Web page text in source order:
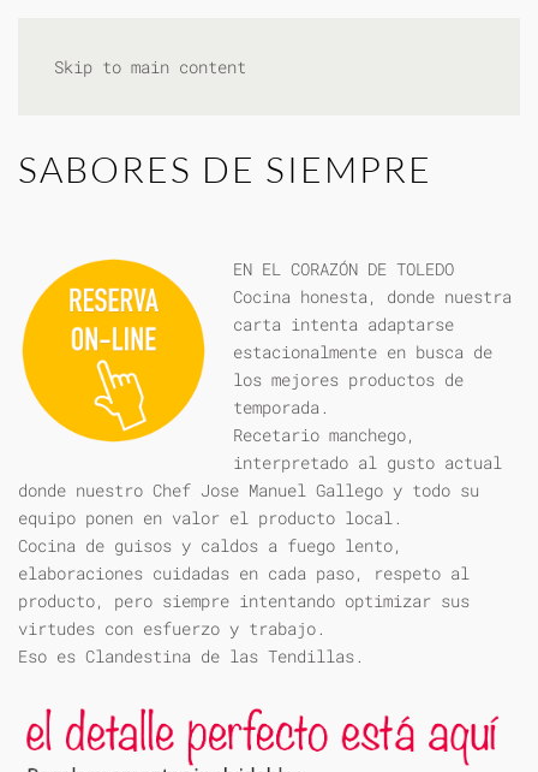
Skip to main content
SABORES DE SIEMPRE
EN EL CORAZÓN DE TOLEDO
Cocina honesta, donde nuestra
carta intenta adaptarse
estacionalmente en busca de
los mejores productos de
temporada.
Recetario manchego,
interpretado al gusto actual
donde nuestro Chef Jose Manuel Gallego y todo su
equipo ponen en valor el producto local.
Cocina de guisos y caldos a fuego lento,
elaboraciones cuidadas en cada paso, respeto al
producto, pero siempre intentando optimizar sus
virtudes con esfuerzo y trabajo.
Eso es Clandestina de las Tendillas.